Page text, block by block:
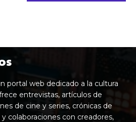
portal web dedicado a la cultura
entrevistas, artículos de
de cine y series, crónicas de
colaboraciones con creadores,